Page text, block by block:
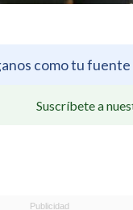
como tu
Suscríbete a